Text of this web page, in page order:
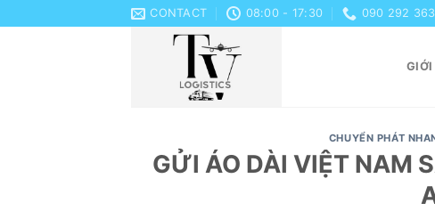
to
CONTACT 08:00 - 17:30 090 292
GIỚI
CHUYỂN PHÁT
GỬI ÁO DÀI VIỆT NAM